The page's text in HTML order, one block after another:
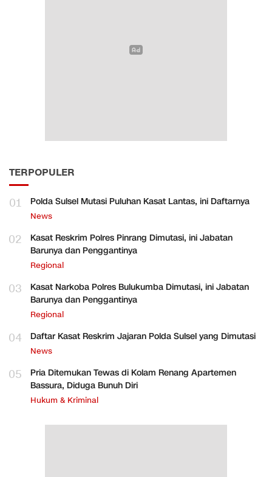
TERPOPULER
01 Polda Sulsel Mutasi Puluhan Kasat Lantas, ini Daftarnya
News
02
Kasat Reskrim Polres Pinrang Dimutasi, ini Jabatan
Barunya dan Penggantinya
Regional
03
Kasat Narkoba Polres Bulukumba Dimutasi, ini Jabatan
Barunya dan Penggantinya
Regional
04 Daftar Kasat Reskrim Jajaran Polda Sulsel yang Dimutasi
News
05
Pria Ditemukan Tewas di Kolam Renang Apartemen
Bassura, Diduga Bunuh Diri
Hukum & Kriminal